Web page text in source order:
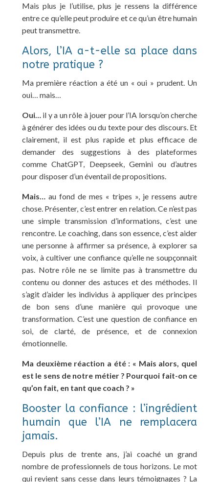
Mais plus je l’utilise, plus je ressens la différence
entre ce qu’elle peut produire et ce qu’un être humain
peut transmettre.
Alors, l’IA a-t-elle sa place dans
notre pratique ?
Ma première réaction a été un « oui » prudent. Un
oui… mais…
Oui…
il y a un rôle à jouer pour l’IA lorsqu’on cherche
à générer des idées ou du texte pour des discours. Et
clairement, il est plus rapide et plus efficace de
demander des suggestions à des plateformes
comme ChatGPT, Deepseek, Gemini ou d’autres
pour disposer d’un éventail de propositions.
Mais…
au fond de mes « tripes », je ressens autre
chose. Présenter, c’est entrer en relation. Ce n’est pas
une simple transmission d’informations, c’est une
rencontre. Le coaching, dans son essence, c’est aider
une personne à affirmer sa présence, à explorer sa
voix, à cultiver une confiance qu’elle ne soupçonnait
pas. Notre rôle ne se limite pas à transmettre du
contenu ou donner des astuces et des méthodes. Il
s’agit d’aider les individus à appliquer des principes
de bon sens d’une manière qui provoque une
transformation. C’est une question de confiance en
soi, de clarté, de présence, et de connexion
émotionnelle.
Ma deuxième réaction a été : « Mais alors, quel
est le sens de notre métier ? Pourquoi fait-on ce
qu’on fait, en tant que coach ? »
Booster la confiance : l’ingrédient
humain que l’IA ne remplacera
jamais.
Depuis plus de trente ans, j’ai coaché un grand
nombre de professionnels de tous horizons. Le mot
qui revient sans cesse dans leurs témoignages ? La